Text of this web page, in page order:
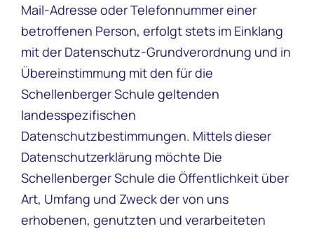
Mail-Adresse oder Telefonnummer einer
betroffenen Person, erfolgt stets im Einklang
mit der Datenschutz-Grundverordnung und in
Übereinstimmung mit den für die
Schellenberger Schule geltenden
landesspezifischen
Datenschutzbestimmungen. Mittels dieser
Datenschutzerklärung möchte Die
Schellenberger Schule die Öffentlichkeit über
Art, Umfang und Zweck der von uns
erhobenen, genutzten und verarbeiteten